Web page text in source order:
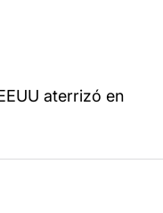
aterrizó en